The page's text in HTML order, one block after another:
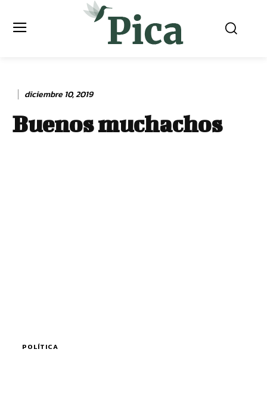
diciembre 10, 2019
Buenos muchachos
POLÍTICA